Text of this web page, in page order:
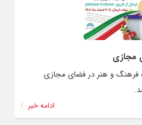
مجازی
و هنر در فضای مجازی
ادامه خبر